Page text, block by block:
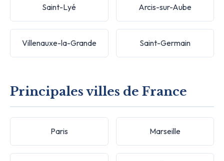
Saint-Lyé Arcis-sur-Aube
Villenauxe-la-Grande Saint-Germain
Principales villes de France
Paris Marseille